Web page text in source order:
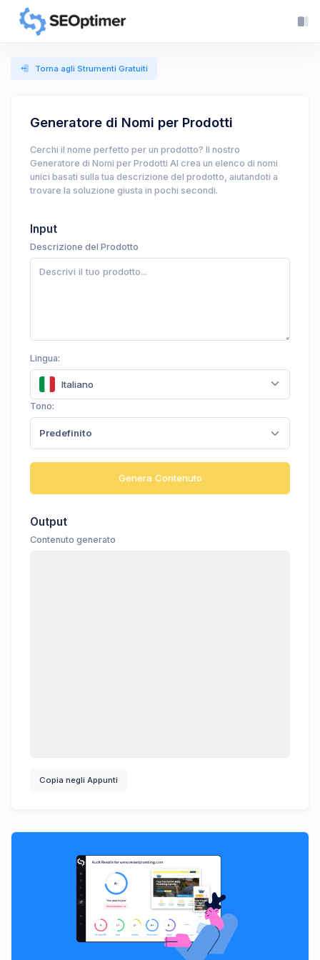
Torna agli Strumenti Gratuiti
Generatore di Nomi per Prodotti
Cerchi il nome perfetto per un prodotto? Il nostro
Generatore di Nomi per Prodotti AI crea un elenco di nomi
unici basati sulla tua descrizione del prodotto, aiutandoti a
trovare la soluzione giusta in pochi secondi.
Input
Descrizione del Prodotto
Lingua:
Italiano
Tono:
Predefinito
Genera Contenuto
Output
Contenuto generato
Copia negli Appunti